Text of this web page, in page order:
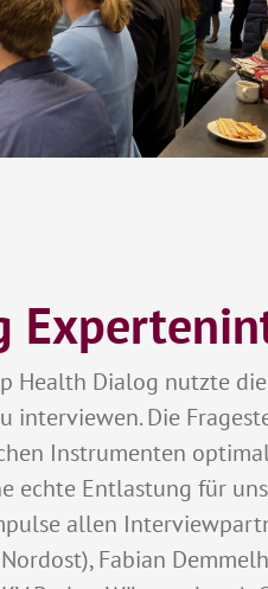
Health Dialog nutzte
interviewen. Die
Instrumenten
echte Entlastung für
allen
Fabian